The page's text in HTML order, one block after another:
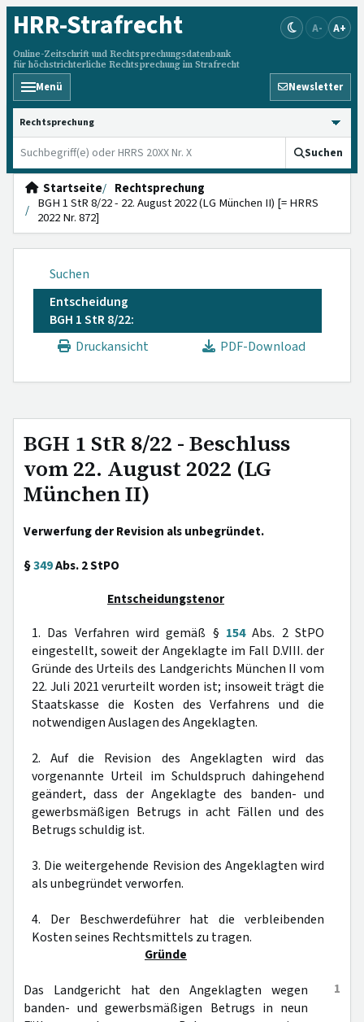
HRR-Strafrecht
Online-Zeitschrift und Rechtsprechungsdatenbank
für höchstrichterliche Rechtsprechung im Strafrecht
A- A+
Menü Newsletter
HRRS durchsuchen
Suchen
Startseite
Rechtsprechung
BGH 1 StR 8/22 - 22. August 2022 (LG München II) [= HRRS
2022 Nr. 872]
Suchen
Entscheidung
BGH 1 StR 8/22:
Druckansicht
PDF-Download
BGH 1 StR 8/22 - Beschluss
vom 22. August 2022 (LG
München II)
Verwerfung der Revision als unbegründet.
§349Abs. 2 StPO
Entscheidungstenor
1. Das Verfahren wird gemäß § 154Abs. 2 StPO
eingestellt, soweit der Angeklagte im Fall D.VIII. der
Gründe des Urteils des Landgerichts München II vom
22. Juli 2021 verurteilt worden ist; insoweit trägt die
Staatskasse die Kosten des Verfahrens und die
notwendigen Auslagen des Angeklagten.
2. Auf die Revision des Angeklagten wird das
vorgenannte Urteil im Schuldspruch dahingehend
geändert, dass der Angeklagte des banden- und
gewerbsmäßigen Betrugs in acht Fällen und des
Betrugs schuldig ist.
3. Die weitergehende Revision des Angeklagten wird
als unbegründet verworfen.
4. Der Beschwerdeführer hat die verbleibenden
Kosten seines Rechtsmittels zu tragen.
Gründe
1
Das Landgericht hat den Angeklagten wegen
banden- und gewerbsmäßigen Betrugs in neun